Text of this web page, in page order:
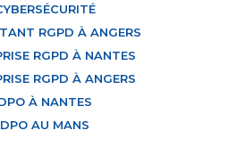
RGPD À ANGERS
RGPD À NANTES
RGPD À ANGERS
À NANTES
DPO AU MANS